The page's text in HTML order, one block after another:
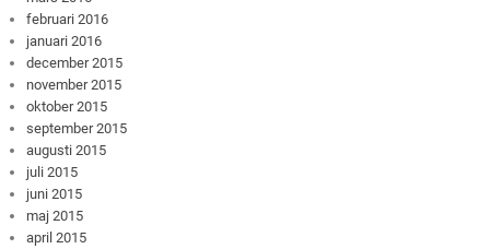
februari 2016
januari 2016
december 2015
november 2015
oktober 2015
september 2015
augusti 2015
juli 2015
juni 2015
maj 2015
april 2015